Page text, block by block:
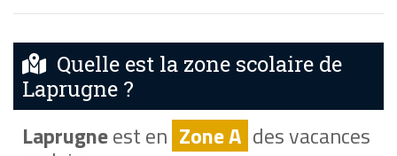
Quelle est la zone scolaire de
Laprugne ?
Laprugneest en Zone A des vacances